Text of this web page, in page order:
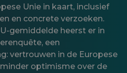
Unie in kaart, inclusief
en concrete verzoeken.
gemiddelde heerst er in
een
vertrouwen in de Europese
optimisme over de